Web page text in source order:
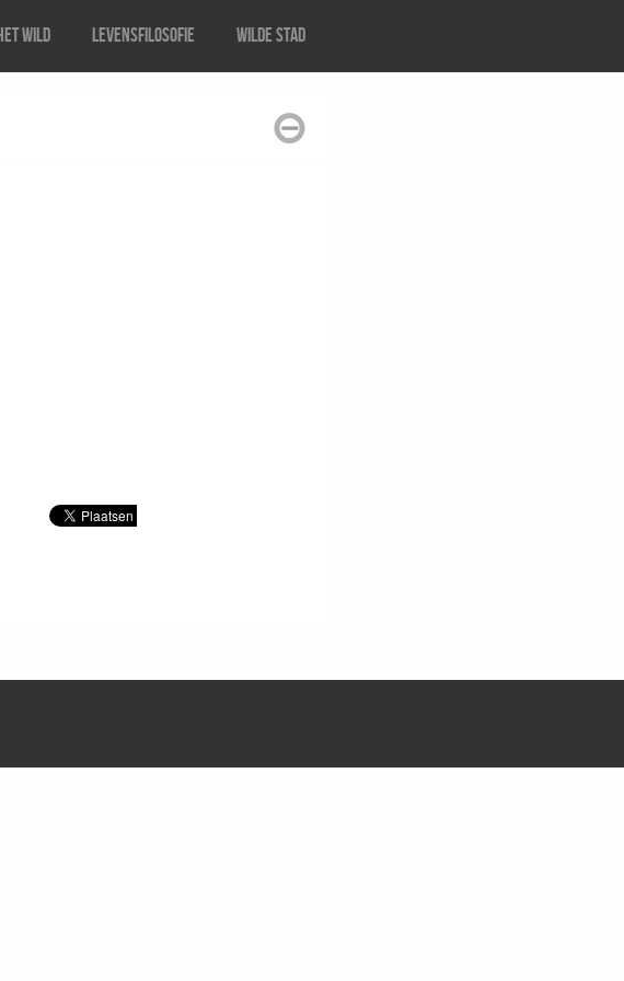
wild Levensfilosofie Wilde stad